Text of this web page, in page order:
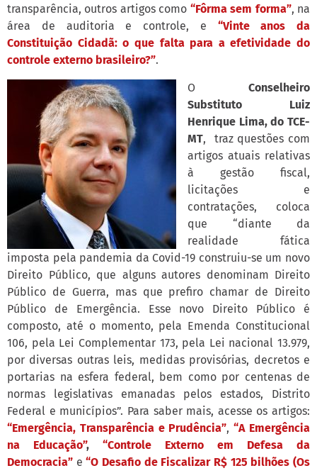
transparência, outros artigos como “Fôrma sem forma”, na
área de auditoria e controle, e “Vinte anos da
Constituição Cidadã: o que falta para a efetividade do
controle externo brasileiro?”.
O Conselheiro
Substituto Luiz
Henrique Lima, do TCE-
MT, traz questões com
artigos atuais relativas
à gestão fiscal,
licitações e
contratações, coloca
que “diante da
realidade fática
imposta pela pandemia da Covid-19 construiu-se um novo
Direito Público, que alguns autores denominam Direito
Público de Guerra, mas que prefiro chamar de Direito
Público de Emergência. Esse novo Direito Público é
composto, até o momento, pela Emenda Constitucional
106, pela Lei Complementar 173, pela Lei nacional 13.979,
por diversas outras leis, medidas provisórias, decretos e
portarias na esfera federal, bem como por centenas de
normas legislativas emanadas pelos estados, Distrito
Federal e municípios”. Para saber mais, acesse os artigos:
“Emergência, Transparência e Prudência”,“A Emergência
na Educação”, “Controle Externo em Defesa da
Democracia” e “O Desafio de Fiscalizar R$ 125 bilhões (Os